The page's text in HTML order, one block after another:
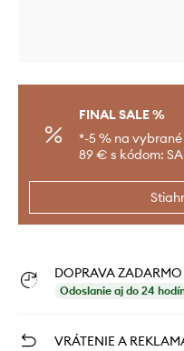
FINAL SALE %
*-5 % na
89 € s kódom:
DOPRAVA
Odoslanie aj do 24
VRÁTENIE A